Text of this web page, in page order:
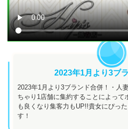
2023年1月より3ブ
2023年1月より3ブランド合併！・人
ちゃり1店舗に集約することによって
も良くなり集客力もUP!!貴女にぴっ
す！